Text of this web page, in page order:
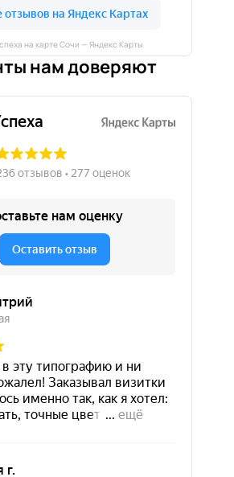
на карте Сочи — Яндекс Карты
нам доверяют